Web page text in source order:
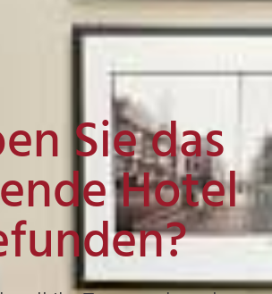
Sie das
Hotel